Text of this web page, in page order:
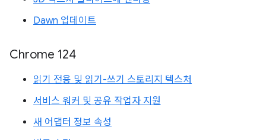
Dawn 업데이트
Chrome 124
읽기 전용 및 읽기-쓰기 스토리지 텍스처
서비스 워커 및 공유 작업자 지원
새 어댑터 정보 속성